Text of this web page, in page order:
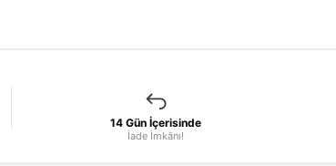
14 Gün İçerisinde
İade İmkânı!